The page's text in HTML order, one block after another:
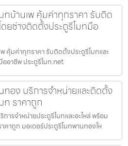
ทบ้านเพ คุ้มค่าทุกราคา รับติด
ยช่างติดตั้งประตูรีโมทมือ
พ คุ้มค่าทุกราคา รับติดตั้งประตูรีโมทและ
อาชีพ ประตูรีโมท.net
ทอง บริการจำหน่ายและติดตั้ง
ท ราคาถูก
ารจำหน่ายประตูรีโมทและอะไหล่ พร้อม
าถูก มอเตอร์ประตูรีโมทพานทองให